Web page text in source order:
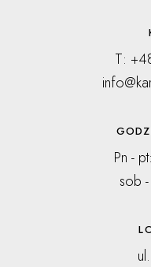
T:
Pn -
sob